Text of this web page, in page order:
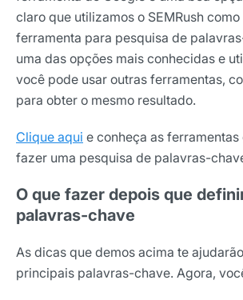
claro que utilizamos o SEMRush
ferramenta para pesquisa de
uma das opções mais conhecidas e
você pode usar outras ferramentas,
para obter o mesmo resultado.
Clique aqui e conheça as
fazer uma pesquisa de palavras-
O que fazer depois que
palavras-chave
As dicas que demos acima te
principais palavras-chave. Agora,